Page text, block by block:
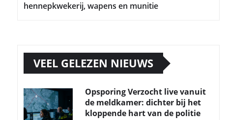
hennepkwekerij, wapens en munitie
VEEL GELEZEN NIEUWS
Opsporing Verzocht live vanuit
de meldkamer: dichter bij het
kloppende hart van de politie